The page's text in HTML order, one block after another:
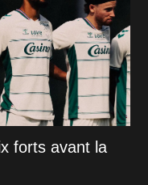
forts avant la